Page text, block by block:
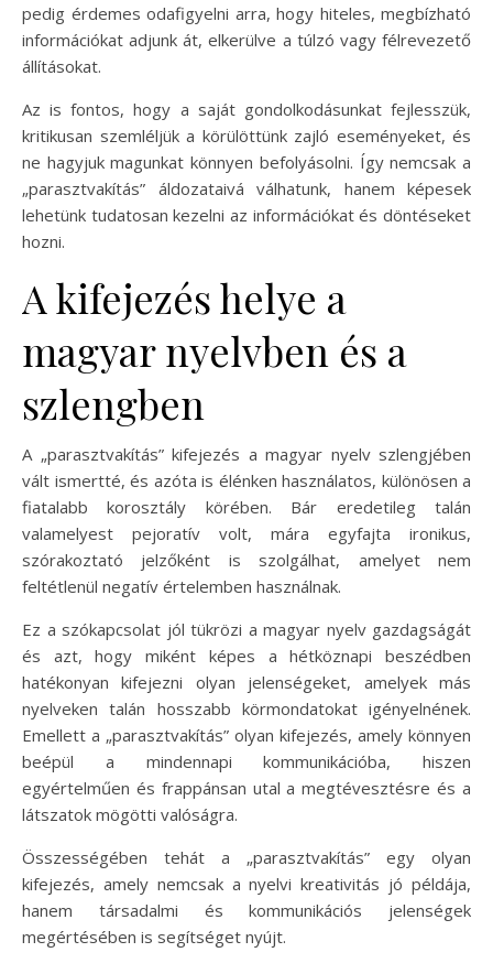
pedig érdemes odafigyelni arra, hogy hiteles, megbízható
információkat adjunk át, elkerülve a túlzó vagy félrevezető
állításokat.
Az is fontos, hogy a saját gondolkodásunkat fejlesszük,
kritikusan szemléljük a körülöttünk zajló eseményeket, és
ne hagyjuk magunkat könnyen befolyásolni. Így nemcsak a
„parasztvakítás” áldozataivá válhatunk, hanem képesek
lehetünk tudatosan kezelni az információkat és döntéseket
hozni.
A kifejezés helye a
magyar nyelvben és a
szlengben
A „parasztvakítás” kifejezés a magyar nyelv szlengjében
vált ismertté, és azóta is élénken használatos, különösen a
fiatalabb korosztály körében. Bár eredetileg talán
valamelyest pejoratív volt, mára egyfajta ironikus,
szórakoztató jelzőként is szolgálhat, amelyet nem
feltétlenül negatív értelemben használnak.
Ez a szókapcsolat jól tükrözi a magyar nyelv gazdagságát
és azt, hogy miként képes a hétköznapi beszédben
hatékonyan kifejezni olyan jelenségeket, amelyek más
nyelveken talán hosszabb körmondatokat igényelnének.
Emellett a „parasztvakítás” olyan kifejezés, amely könnyen
beépül a mindennapi kommunikációba, hiszen
egyértelműen és frappánsan utal a megtévesztésre és a
látszatok mögötti valóságra.
Összességében tehát a „parasztvakítás” egy olyan
kifejezés, amely nemcsak a nyelvi kreativitás jó példája,
hanem társadalmi és kommunikációs jelenségek
megértésében is segítséget nyújt.